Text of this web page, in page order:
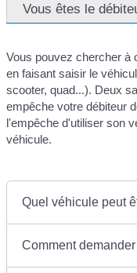
Vous êtes le
Vous pouvez chercher à
en faisant saisir le
scooter, quad...). Deux
empêche votre débiteur
l'empêche d'utiliser son
véhicule.
Quel véhicule peut
Comment